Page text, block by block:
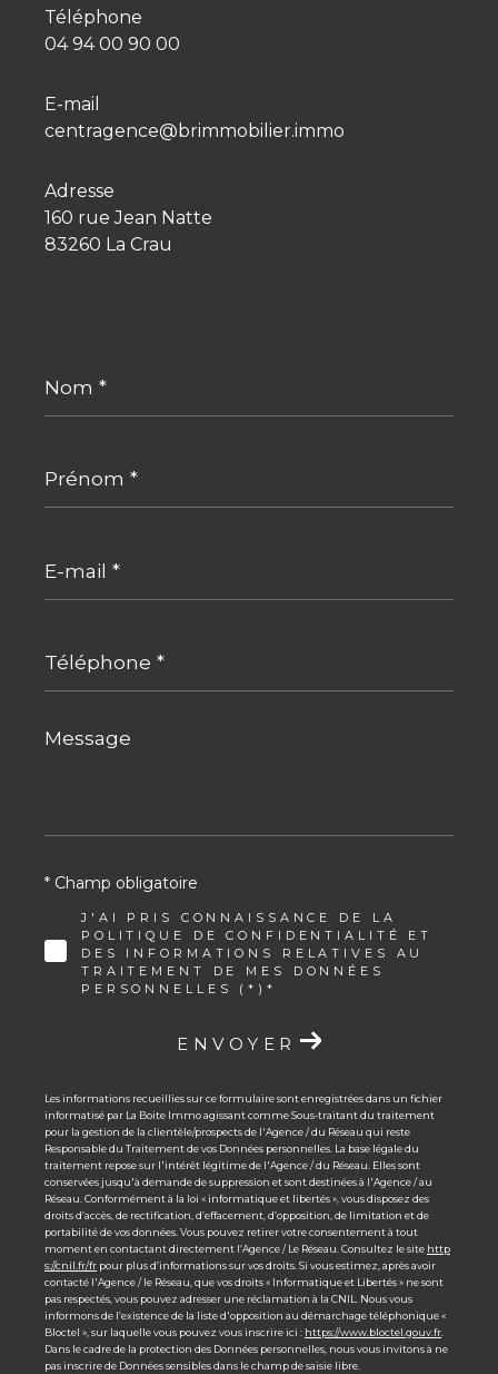
Téléphone
04 94 00 90 00
E-mail
centragence@brimmobilier.immo
Adresse
160 rue Jean Natte
83260 La Crau
*
*
mail
*
*
Message
*
J'AI PRIS CONNAISSANCE DE LA
POLITIQUE DE CONFIDENTIALITÉ ET
DES INFORMATIONS RELATIVES AU
TRAITEMENT DE MES DONNÉES
PERSONNELLES (*)*
* Champ obligatoire
ENVOYER
Les informations recueillies sur ce formulaire sont enregistrées dans un fichier
informatisé par La Boite Immo agissant comme Sous-traitant du traitement
pour la gestion de la clientèle/prospects de l'Agence / du Réseau qui reste
Responsable du Traitement de vos Données personnelles. La base légale du
traitement repose sur l'intérêt légitime de l'Agence / du Réseau. Elles sont
conservées jusqu'à demande de suppression et sont destinées à l'Agence / au
Réseau. Conformément à la loi « informatique et libertés », vous disposez des
droits d’accès, de rectification, d’effacement, d’opposition, de limitation et de
portabilité de vos données. Vous pouvez retirer votre consentement à tout
moment en contactant directement l’Agence / Le Réseau. Consultez le site http
s://cnil.fr/fr pour plus d’informations sur vos droits. Si vous estimez, après avoir
contacté l'Agence / le Réseau, que vos droits « Informatique et Libertés » ne sont
pas respectés, vous pouvez adresser une réclamation à la CNIL. Nous vous
informons de l’existence de la liste d'opposition au démarchage téléphonique «
Bloctel », sur laquelle vous pouvez vous inscrire ici : https://www.bloctel.gouv.fr
Dans le cadre de la protection des Données personnelles, nous vous invitons à ne
pas inscrire de Données sensibles dans le champ de saisie libre.